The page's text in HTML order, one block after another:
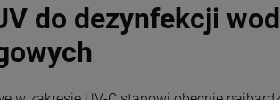
do dezynfekcji